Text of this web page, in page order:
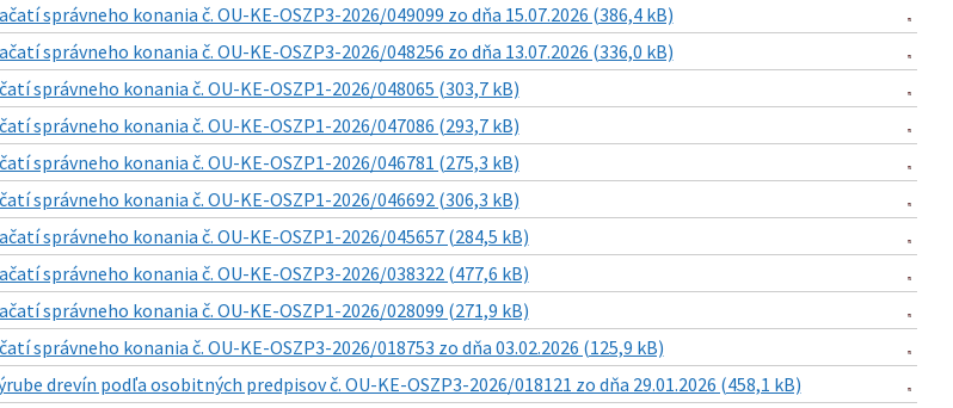
správneho konania č. OU-KE-OSZP3-2026/049099 zo dňa 15.07.2026 (386,4 kB)
správneho konania č. OU-KE-OSZP3-2026/048256 zo dňa 13.07.2026 (336,0 kB)
správneho konania č. OU-KE-OSZP1-2026/048065 (303,7 kB)
správneho konania č. OU-KE-OSZP1-2026/047086 (293,7 kB)
správneho konania č. OU-KE-OSZP1-2026/046781 (275,3 kB)
správneho konania č. OU-KE-OSZP1-2026/046692 (306,3 kB)
správneho konania č. OU-KE-OSZP1-2026/045657 (284,5 kB)
správneho konania č. OU-KE-OSZP3-2026/038322 (477,6 kB)
správneho konania č. OU-KE-OSZP1-2026/028099 (271,9 kB)
správneho konania č. OU-KE-OSZP3-2026/018753 zo dňa 03.02.2026 (125,9 kB)
drevín podľa osobitných predpisov č. OU-KE-OSZP3-2026/018121 zo dňa 29.01.2026 (458,1 kB)